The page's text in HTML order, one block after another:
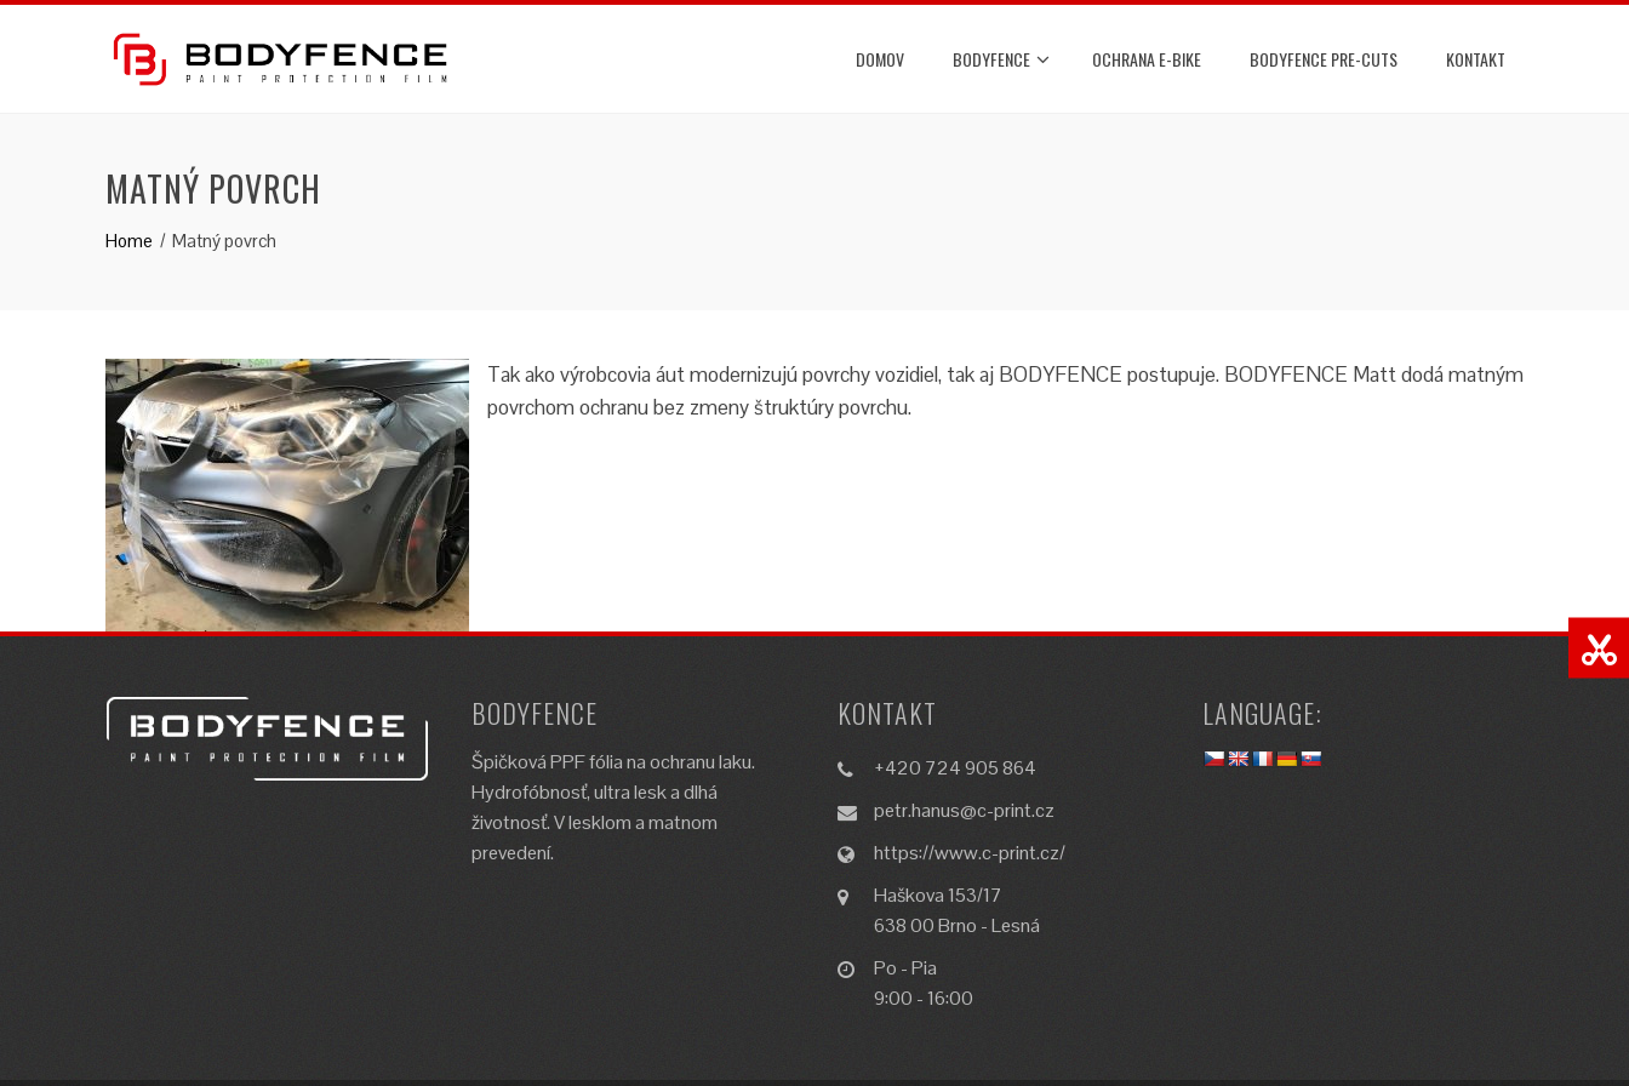
DOMOV BODYFENCE OCHRANA E-BIKE BODYFENCE PRE-CUTS KONTAKT
MATNÝ POVRCH
Home Matný povrch
Tak ako výrobcovia áut modernizujú povrchy vozidiel, tak aj BODYFENCE postupuje. BODYFENCE Matt dodá matným
povrchom ochranu bez zmeny štruktúry povrchu.
BODYFENCE
Špičková PPF fólia na ochranu laku.
Hydrofóbnosť, ultra lesk a dlhá
životnosť. V lesklom a matnom
prevedení.
KONTAKT
+420 724 905 864
petr.hanus@c-print.cz
https://www.c-print.cz/
Haškova 153/17
638 00 Brno - Lesná
Po - Pia
9:00 - 16:00
LANGUAGE: